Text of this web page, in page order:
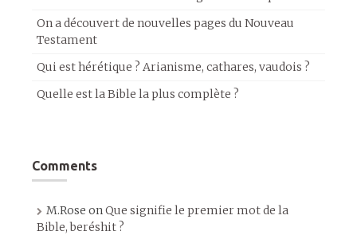
On a découvert de nouvelles pages du Nouveau
Testament
Qui est hérétique ? Arianisme, cathares, vaudois ?
Quelle est la Bible la plus complète ?
Comments
M.Rose on Que signifie le premier mot de la
Bible, beréshit ?